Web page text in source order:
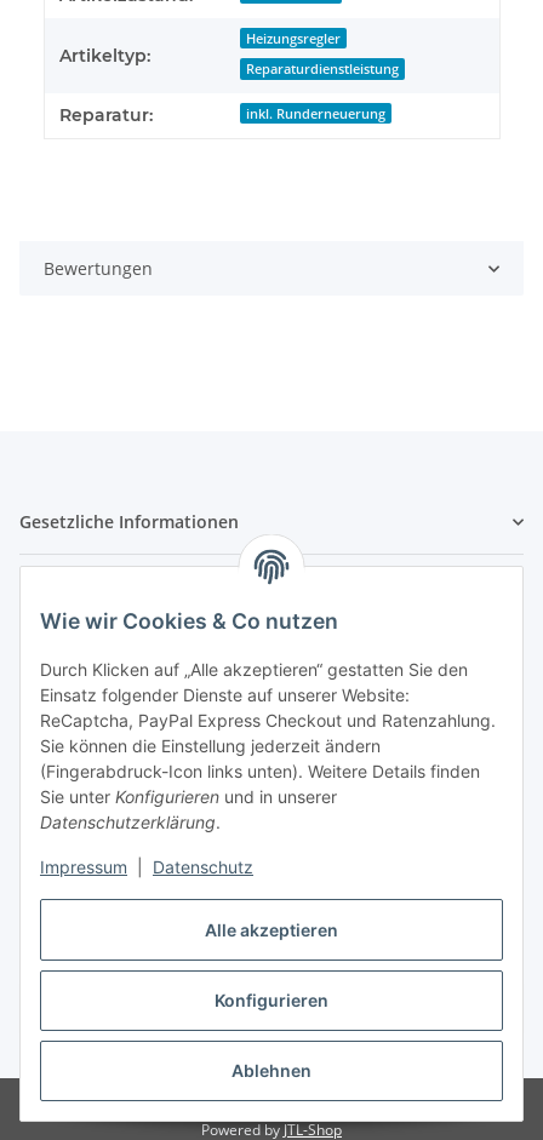
Alle akzeptieren
Konfigurieren
Ablehnen
Wie wir Cookies & Co nutzen
Durch Klicken auf „Alle akzeptieren“ gestatten Sie den
Einsatz folgender Dienste auf unserer Website:
ReCaptcha, PayPal Express Checkout und Ratenzahlung.
Sie können die Einstellung jederzeit ändern
(Fingerabdruck-Icon links unten). Weitere Details finden
Sie unter Konfigurieren und in unserer
Datenschutzerklärung.
Impressum Datenschutz
Artikeltyp:
Heizungsregler
Reparaturdienstleistung
Reparatur: inkl. Runderneuerung
Bewertungen
Gesetzliche Informationen
Zahlung & Versand
Vertrag widerrufen
* Alle Preise inkl. gesetzlicher USt., inkl.Versand
© DCG-Electronics
Powered byJTL-Shop